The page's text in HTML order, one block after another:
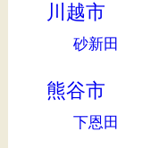
川越市
砂新田
熊谷市
下恩田